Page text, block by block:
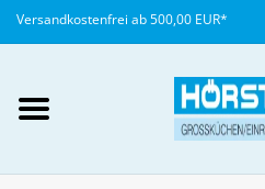
Versandkostenfrei ab 500,00 EUR*
anlegen